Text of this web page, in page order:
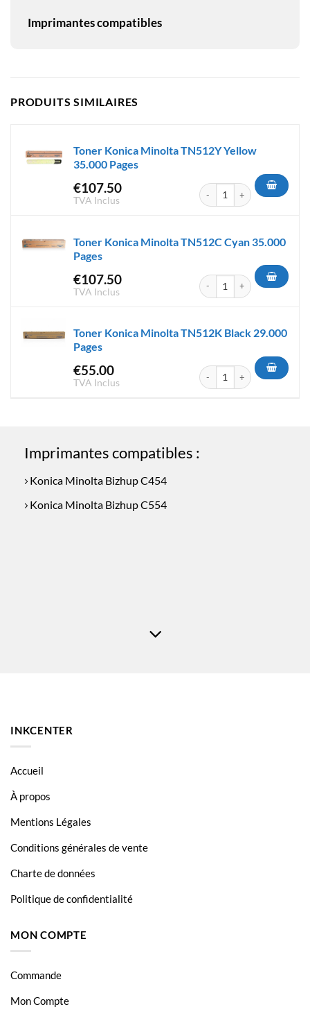
Imprimantes compatibles
PRODUITS SIMILAIRES
Toner Konica Minolta TN512Y Yellow
35.000 Pages
€107.50
TVA Inclus
quantité de Toner Konica
Toner Konica Minolta TN512C Cyan 35.000
Pages
€107.50
TVA Inclus
quantité de Toner Konica
Toner Konica Minolta TN512K Black 29.000
Pages
€55.00
TVA Inclus
quantité de Toner Konica
Imprimantes compatibles :
Konica Minolta Bizhup C454
Konica Minolta Bizhup C554
INKCENTER
Accueil
À propos
Mentions Légales
Conditions générales de vente
Charte de données
Politique de confidentialité
MON COMPTE
Commande
Mon Compte